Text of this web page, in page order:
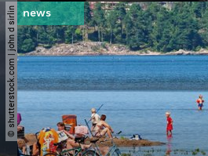
© shutterstock.com | john d sirlin